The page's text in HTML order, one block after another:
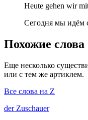
Heute gehen wir
Сегодня мы идём
Похожие слова
Еще несколько
или с тем же артиклем.
Все слова на Z
derZuschauer